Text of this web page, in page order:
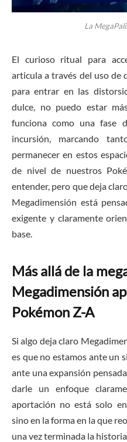
La
El curioso ritual para
articula a través del uso de
para entrar en las
dulce, no puedo estar
funciona como una fase
incursión, marcando
permanecer en estos
de nivel de nuestros
entender, pero que deja
Megadimensión está
exigente y claramente
base.
Más allá de la
Megadimensión
Pokémon Z-A
Si algo deja claro
es que no estamos ante un
ante una expansión
darle un enfoque
aportación no está solo
sino en la forma en la que
una vez terminada la